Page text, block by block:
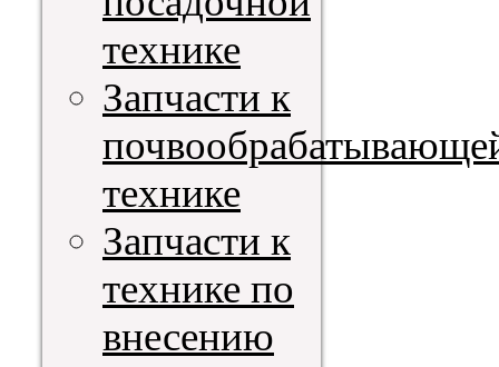
технике
Запчасти к
технике
Запчасти к
технике по
внесению